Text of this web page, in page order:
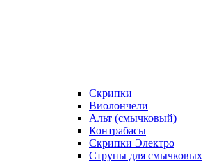
Скрипки
Виолончели
Альт (смычковый)
Контрабасы
Скрипки Электро
Струны для смычковых